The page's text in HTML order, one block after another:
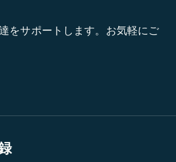
をサポートします。お気軽にご